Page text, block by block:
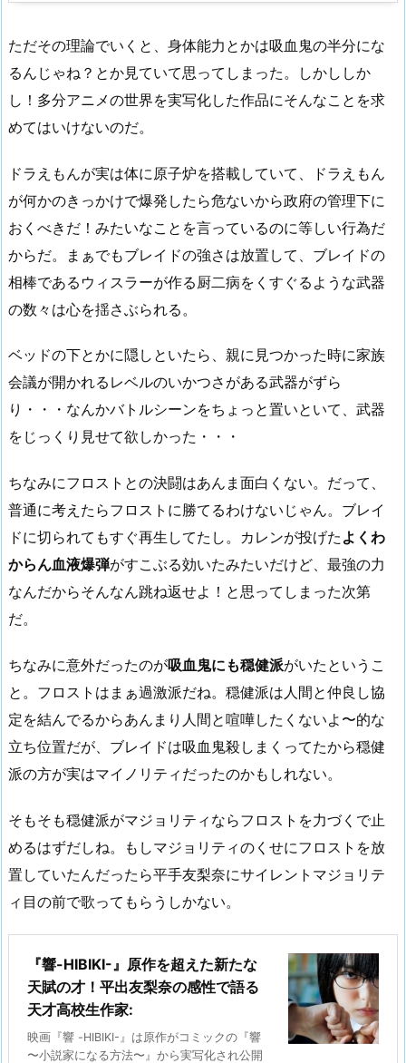
ただその理論でいくと、身体能力とかは吸血鬼の半分にな
るんじゃね？とか見ていて思ってしまった。しかししか
し！多分アニメの世界を実写化した作品にそんなことを求
めてはいけないのだ。
ドラえもんが実は体に原子炉を搭載していて、ドラえもん
が何かのきっかけで爆発したら危ないから政府の管理下に
おくべきだ！みたいなことを言っているのに等しい行為だ
からだ。まぁでもブレイドの強さは放置して、ブレイドの
相棒であるウィスラーが作る厨二病をくすぐるような武器
の数々は心を揺さぶられる。
ベッドの下とかに隠しといたら、親に見つかった時に家族
会議が開かれるレベルのいかつさがある武器がずら
り・・・なんかバトルシーンをちょっと置いといて、武器
をじっくり見せて欲しかった・・・
ちなみにフロストとの決闘はあんま面白くない。だって、
普通に考えたらフロストに勝てるわけないじゃん。ブレイ
ドに切られてもすぐ再生してたし。カレンが投げた よくわ
からん血液爆弾がすこぶる効いたみたいだけど、最強の力
なんだからそんなん跳ね返せよ！と思ってしまった次第
だ。
ちなみに意外だったのが吸血鬼にも穏健派がいたというこ
と。フロストはまぁ過激派だね。穏健派は人間と仲良し協
定を結んでるからあんまり人間と喧嘩したくないよ〜的な
立ち位置だが、ブレイドは吸血鬼殺しまくってたから穏健
派の方が実はマイノリティだったのかもしれない。
そもそも穏健派がマジョリティならフロストを力づくで止
めるはずだしね。もしマジョリティのくせにフロストを放
置していたんだったら平手友梨奈にサイレントマジョリテ
ィ目の前で歌ってもらうしかない。
『響-HIBIKI-』原作を超えた新たな
天賦の才！平出友梨奈の感性で語る
天才高校生作家:
映画『響 -HIBIKI-』は原作がコミックの『響
〜小説家になる方法〜』から実写化され公開